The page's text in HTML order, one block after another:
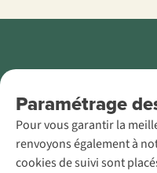
Paramétrage
Pour vous garantir la
renvoyons également à
cookies de suivi sont
AS Adventure
Luxemburg SA,
Boulevard F.W.
Raiffeisen 25, L-
2411